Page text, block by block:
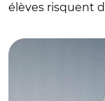
élèves risquent